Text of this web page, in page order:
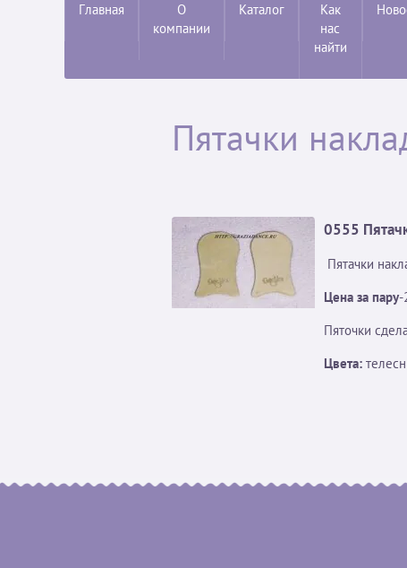
Главная
О
компании
Каталог
Как
нас
найти
Пятачки
0555
Пятачки
Цена за пару-
Пяточки
Цвета: